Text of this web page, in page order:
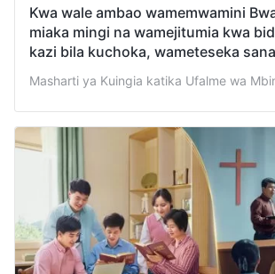
Kwa wale ambao wamemwamini
miaka mingi na wamejitumia kwa
kazi bila kuchoka, wameteseka
Bwana. Inawezekana kuwa
kutokubali kazi ya Mwenyezi Mungu
za mwisho watanyimwa wokovu na
ufalme wa mbinguni?
Masharti ya Kuingia katika Ufalme wa